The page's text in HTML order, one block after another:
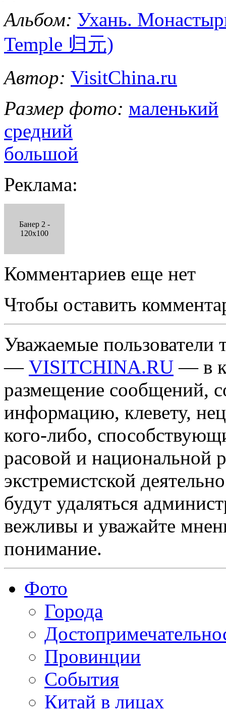
Альбом: Ухань.
Temple 归元)
Автор: VisitChina.ru
Размер фото: маленький
средний
большой
Реклама:
Банер 2 -
120x100
Комментариев еще нет
Чтобы оставить
Уважаемые пользователи
— VISITCHINA.RU — в
размещение сообщений,
информацию, клевету,
кого-либо,
расовой и национальной
экстремистской
будут удаляться
вежливы и уважайте
понимание.
Фото
Города
Провинции
События
Китай в лицах